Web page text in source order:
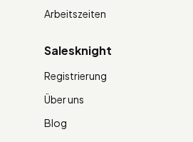
Arbeitszeiten
Salesknight
Registrierung
Über uns
Blog